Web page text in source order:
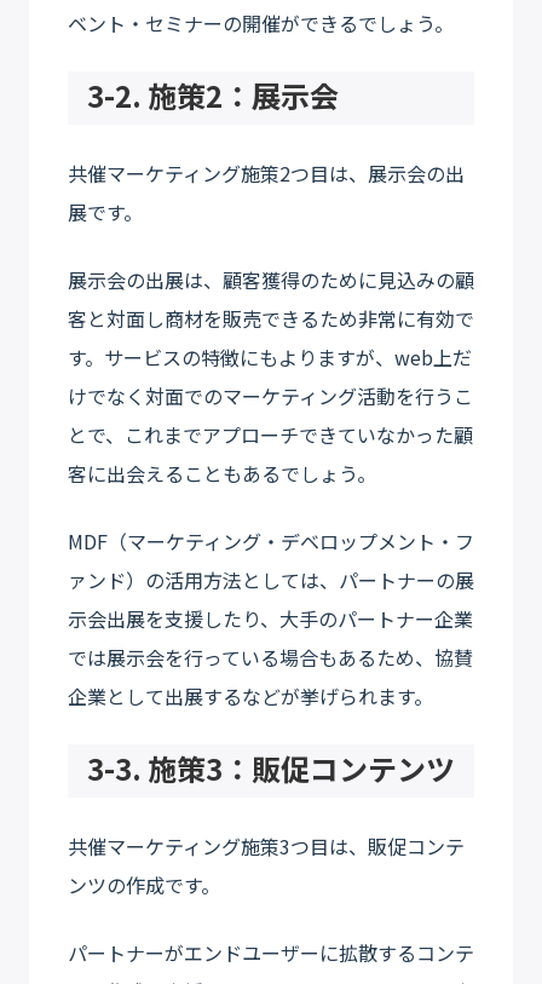
ベント・セミナーの開催ができるでしょう。
3-2. 施策2：展示会
共催マーケティング施策2つ目は、展示会の出
展です。
展示会の出展は、顧客獲得のために見込みの顧
客と対面し商材を販売できるため非常に有効で
す。サービスの特徴にもよりますが、web上だ
けでなく対面でのマーケティング活動を行うこ
とで、これまでアプローチできていなかった顧
客に出会えることもあるでしょう。
MDF（マーケティング・デベロップメント・フ
ァンド）の活用方法としては、パートナーの展
示会出展を支援したり、大手のパートナー企業
では展示会を行っている場合もあるため、協賛
企業として出展するなどが挙げられます。
3-3. 施策3：販促コンテンツ
共催マーケティング施策3つ目は、販促コンテ
ンツの作成です。
パートナーがエンドユーザーに拡散するコンテ